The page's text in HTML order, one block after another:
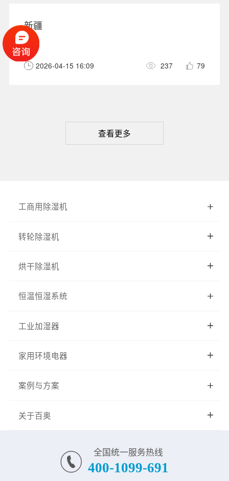
新疆
-
2026-04-15 16:09 79
237
查看更多
工商用除湿机
转轮除湿机
烘干除湿机
恒温恒湿系统
工业加湿器
家用环境电器
案例与方案
关于百奥
全国统一服务热线
400-1099-691